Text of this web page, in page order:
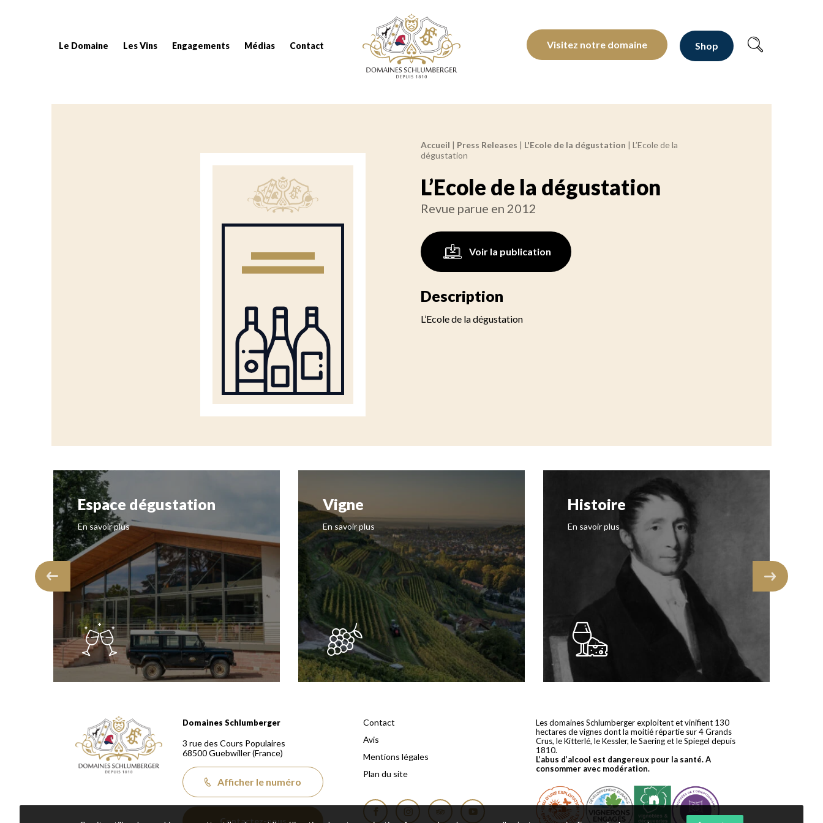
Le Domaine Les Vins Engagements Médias Contact
Domaines Schlumberger Vignerons 100% récoltants depuis 1810
Visitez notre domaine Shop
Fil d'Ariane :
Accueil | Press Releases | L'Ecole de la dégustation | L’Ecole de la
dégustation
L’Ecole de la dégustation
Revue parue en 2012
Voir la publication
Description
L’Ecole de la dégustation
Espace dégustation
En savoir plus
Vigne
En savoir plus
Histoire
En savoir plus
Domaines Schlumberger Vignerons 100% récoltants depuis 1810
Domaines Schlumberger
3 rue des Cours Populaires
68500Guebwiller(France)
Afficher le numéro
Contactez-nous
Contact
Avis
Mentions légales
Plan du site
Les domaines Schlumberger exploitent et vinifient 130
hectares de vignes dont la moitié répartie sur 4 Grands
Crus, le Kitterlé, le Kessler, le Saering et le Spiegel depuis
1810.
L’abus d’alcool est dangereux pour la santé. A
consommer avec modération.